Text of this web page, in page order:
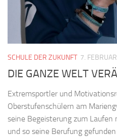
SCHULE DER ZUKUNFT 7.
DIE GANZE WELT
Extremsportler und
Oberstufenschülern am
seine Begeisterung zum
und so seine Berufung